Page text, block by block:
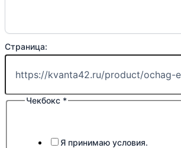
Страница:
Телефон:Чекбокс *
Я принимаю условия.